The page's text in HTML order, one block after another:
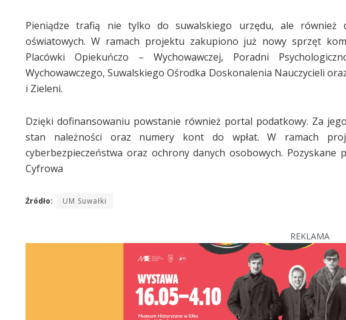
Pieniądze trafią nie tylko do suwalskiego urzędu, ale również
oświatowych. W ramach projektu zakupiono już nowy sprzęt
Placówki Opiekuńczo – Wychowawczej, Poradni
Wychowawczego, Suwalskiego Ośrodka Doskonalenia Nauczycieli
i Zieleni.
Dzięki dofinansowaniu powstanie również portal podatkowy. Za
stan należności oraz numery kont do wpłat. W ramach
cyberbezpieczeństwa oraz ochrony danych osobowych.
Cyfrowa
Źródło: UM Suwałki
REKLAMA